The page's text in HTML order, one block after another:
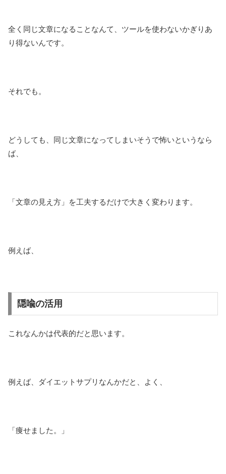
全く同じ文章になることなんて、ツールを使わないかぎりあ
り得ないんです。
それでも。
どうしても、同じ文章になってしまいそうで怖いというなら
ば、
「文章の見え方」を工夫するだけで大きく変わります。
例えば、
隠喩の活用
これなんかは代表的だと思います。
例えば、ダイエットサプリなんかだと、よく、
「痩せました。」